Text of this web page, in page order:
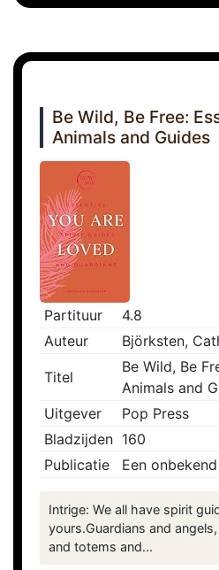
Be Wild, Be Free:
Animals and Guides
Partituur
4.8
Auteur
Björksten,
Titel
Be Wild, Be
Animals and
Uitgever
Pop Press
Bladzijden 160
Publicatie
Een
Intrige: We all have spirit
yours.Guardians and
and totems and...